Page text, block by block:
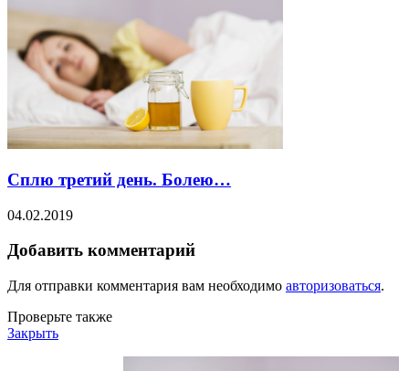
Сплю третий день. Болею…
04.02.2019
Добавить комментарий
Для отправки комментария вам необходимо авторизоваться.
Проверьте также
Закрыть